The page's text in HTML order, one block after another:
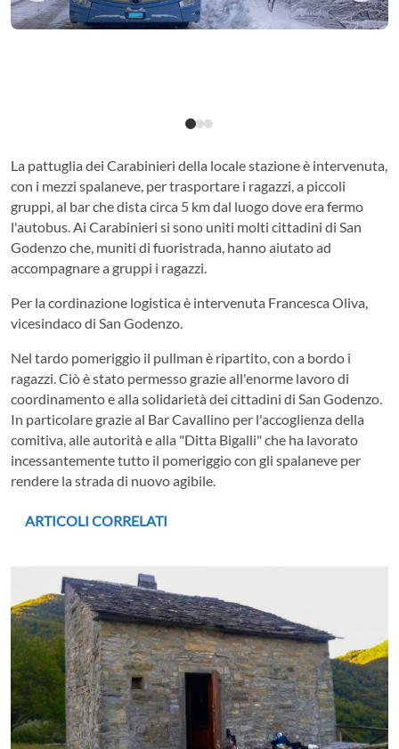
La pattuglia dei Carabinieri della locale stazione è intervenuta,
con i mezzi spalaneve, per trasportare i ragazzi, a piccoli
gruppi, al bar che dista circa 5 km dal luogo dove era fermo
l'autobus. Ai Carabinieri si sono uniti molti cittadini di San
Godenzo che, muniti di fuoristrada, hanno aiutato ad
accompagnare a gruppi i ragazzi.
Per la cordinazione logistica è intervenuta Francesca Oliva,
vicesindaco di San Godenzo.
Nel tardo pomeriggio il pullman è ripartito, con a bordo i
ragazzi. Ciò è stato permesso grazie all'enorme lavoro di
coordinamento e alla solidarietà dei cittadini di San Godenzo.
In particolare grazie al Bar Cavallino per l'accoglienza della
comitiva, alle autorità e alla "Ditta Bigalli" che ha lavorato
incessantemente tutto il pomeriggio con gli spalaneve per
rendere la strada di nuovo agibile.
ARTICOLI CORRELATI